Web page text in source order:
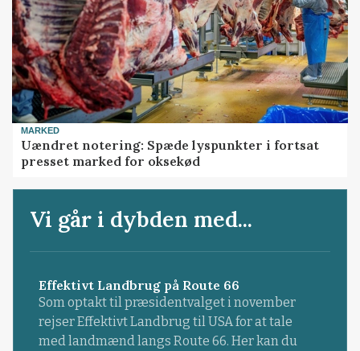
MARKED
Uændret notering: Spæde lyspunkter i fortsat
presset marked for oksekød
Vi går i dybden med...
Effektivt Landbrug på Route 66
Som optakt til præsidentvalget i november
rejser Effektivt Landbrug til USA for at tale
med landmænd langs Route 66. Her kan du